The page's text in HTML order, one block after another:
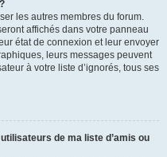
les autres membres du forum.
affichés dans votre panneau
état de connexion et leur envoyer
leurs messages peuvent
à votre liste d’ignorés, tous ses
de ma liste d’amis ou